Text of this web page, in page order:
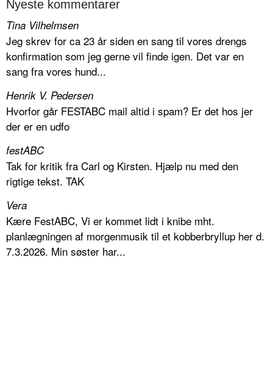
Nyeste kommentarer
Tina Vilhelmsen
Jeg skrev for ca 23 år siden en sang til vores drengs
konfirmation som jeg gerne vil finde igen. Det var en
sang fra vores hund...
Henrik V. Pedersen
Hvorfor går FESTABC mail altid i spam? Er det hos jer
der er en udfo
festABC
Tak for kritik fra Carl og Kirsten. Hjælp nu med den
rigtige tekst. TAK
Vera
Kære FestABC, Vi er kommet lidt i knibe mht.
planlægningen af morgenmusik til et kobberbryllup her d.
7.3.2026. Min søster har...